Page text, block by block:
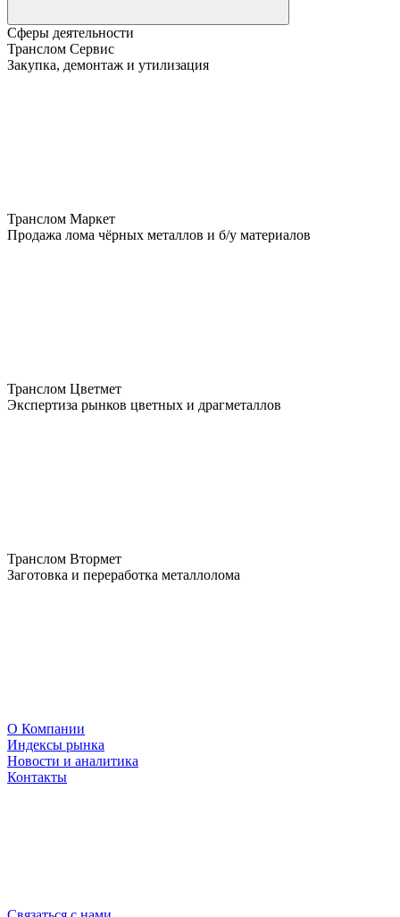
Сферы деятельности
Транслом Сервис
Закупка, демонтаж и утилизация
Транслом Маркет
Продажа лома чёрных металлов и б/у материалов
Транслом Цветмет
Экспертиза рынков цветных и драгметаллов
Транслом Втормет
Заготовка и переработка металлолома
О Компании
Индексы рынка
Новости и аналитика
Контакты